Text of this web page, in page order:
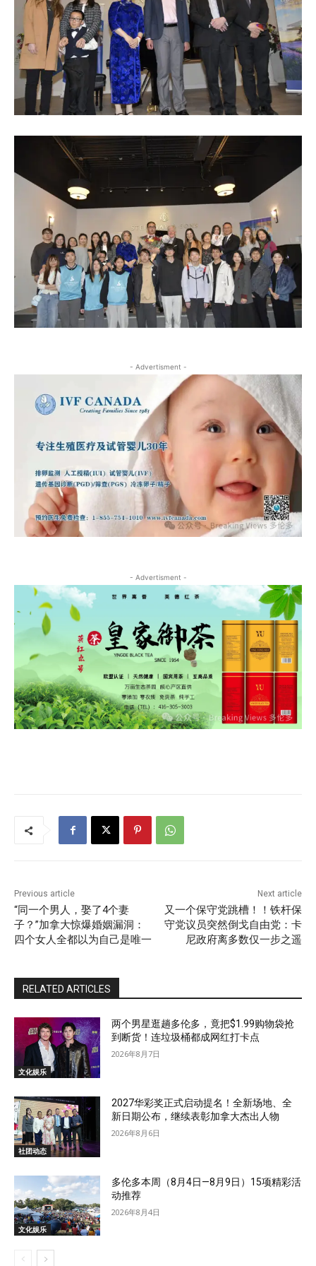
- Advertisment -
- Advertisment -
Previous article
“同一个男人，娶了4个妻
子？”加拿大惊爆婚姻漏洞：
四个女人全都以为自己是唯一
Next article
又一个保守党跳槽！！铁杆保
守党议员突然倒戈自由党：卡
尼政府离多数仅一步之遥
RELATED ARTICLES
文化娱乐
两个男星逛趟多伦多，竟把$1.99购物袋抢
到断货！连垃圾桶都成网红打卡点
2026年8月7日
社团动态
2027华彩奖正式启动提名！全新场地、全
新日期公布，继续表彰加拿大杰出人物
2026年8月6日
文化娱乐
多伦多本周（8月4日—8月9日）15项精彩活
动推荐
2026年8月4日